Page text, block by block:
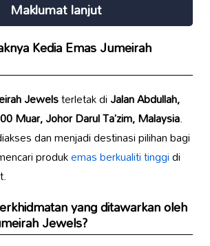
Maklumat lanjut
Kedia Emas Jumeirah
Jewelsterletak diJalan Abdullah,
Muar, Johor Darul Ta’zim, Malaysia.
dan menjadi destinasi pilihan bagi
produkemas berkualiti tinggidi
yang ditawarkan oleh
Jewels?